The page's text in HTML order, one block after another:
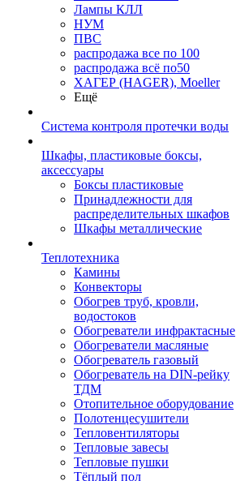
Лампы КЛЛ
НУМ
ПВС
распродажа все по 100
распродажа всё по50
ХАГЕР (HAGER), Moeller
Ещё
Система контроля протечки воды
Шкафы, пластиковые боксы,
аксессуары
Боксы пластиковые
Принадлежности для
распределительных шкафов
Шкафы металлические
Теплотехника
Камины
Конвекторы
Обогрев труб, кровли,
водостоков
Обогреватели инфрактасные
Обогреватели масляные
Обогреватель газовый
Обогреватель на DIN-рейку
ТДМ
Отопительное оборудование
Полотенцесушители
Тепловентиляторы
Тепловые завесы
Тепловые пушки
Тёплый пол